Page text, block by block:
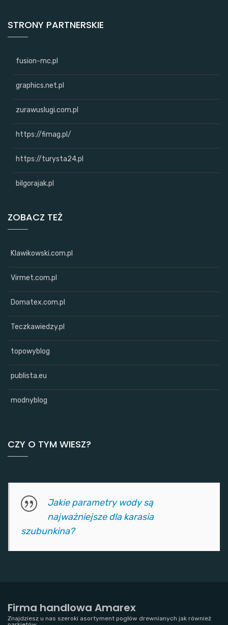
STRONY PARTNERSKIE
fusion-mc.pl
graphics.net.pl
zurawuslugi.com.pl
https://fimag.pl/
https://turysta24.pl
bilgorajak.pl
ZOBACZ TEŻ
Klawikowski.com.pl
Virmet.com.pl
Domatex.com.pl
Teczkawiedzy.pl
topowyblog
publista.eu
modnyblog
CZY O TYM WIESZ?
Jakie parametry wody są
najważniejsze dla karasia
szubunkina?
Firma handlowa Amarex
Znajdziesz u nas szeroki asortyment pogłów drewnianych jak również